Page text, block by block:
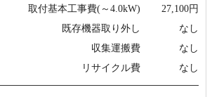
取付基本工事費(～4.0kW) 27,100円
既存機器取り外し
なし
収集運搬費
なし
リサイクル費
なし